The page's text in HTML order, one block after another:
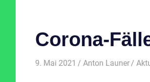
Corona-
9. Mai 2021 Anton Launer